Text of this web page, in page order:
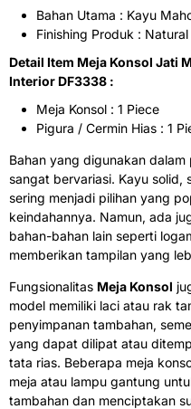
Bahan Utama : Kayu
Finishing Produk :
Detail Item Meja Konsol Jati
Interior DF3338 :
Meja Konsol : 1 Piece
Pigura / Cermin Hias : 1
Bahan yang digunakan
sangat bervariasi. Kayu solid,
sering menjadi pilihan yang
keindahannya. Namun, ada
bahan-bahan lain seperti
memberikan tampilan yang
Fungsionalitas Meja Konsol
model memiliki laci atau rak
penyimpanan tambahan,
yang dapat dilipat atau
tata rias. Beberapa meja
meja atau lampu gantung
tambahan dan menciptakan